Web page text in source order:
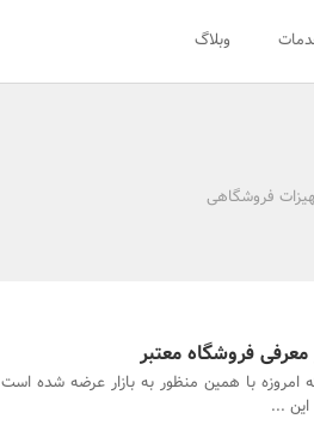
وبلاگ
فروشگاهی
فروشگاه معتبر
امروزه با همین منظور به بازار عرضه شده است
...